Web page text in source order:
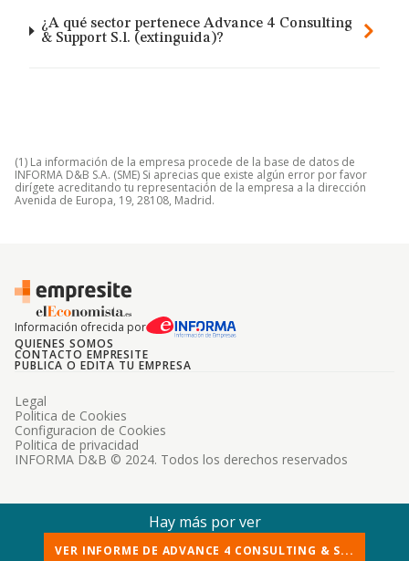
¿A qué sector pertenece Advance 4 Consulting
& Support S.l. (extinguida)?
(1) La información de la empresa procede de la base de datos de
INFORMA D&B S.A. (SME) Si aprecias que existe algún error por favor
dirígete acreditando tu representación de la empresa a la dirección
Avenida de Europa, 19, 28108, Madrid.
Información ofrecida por
QUIENES SOMOS
CONTACTO EMPRESITE
PUBLICA O EDITA TU EMPRESA
INFORMA D&B © 2024. Todos los derechos reservados
Legal
Politica de Cookies
Configuracion de Cookies
Politica de privacidad
Hay más por ver
VER INFORME DE ADVANCE 4 CONSULTING & S...